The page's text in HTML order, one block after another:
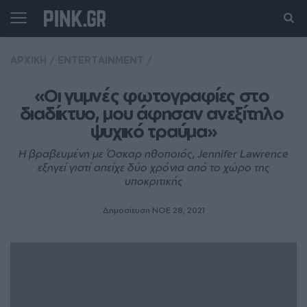
«Οι γuμνές φωτογραφίες στο
διαδίκτυο, μου άφησαν ανεξίτηλο
ψυχικό τραύμα»
Η βραβευμένη με Όσκαρ ηθοποιός, Jennifer Lawrence
εξηγεί γιατί απείχε δύο χρόνια από το χώρο της
υποκριτικής
Δημοσίευση ΝΟE 28, 2021